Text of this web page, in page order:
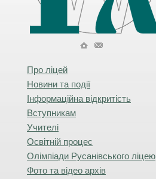
Про ліцей
Новини та події
Інформаційна відкритість
Вступникам
Учителі
Освітній процес
Олімпіади Русанівського ліцею
Фото та відео архів